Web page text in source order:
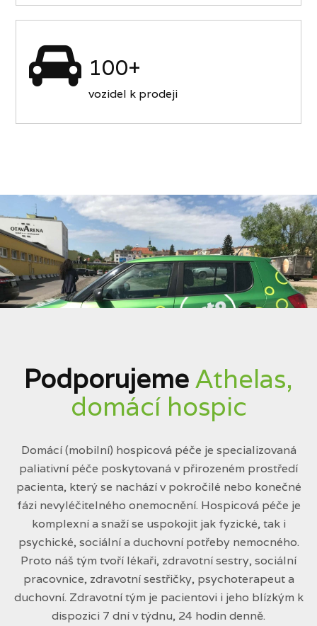
100+
vozidel k prodeji
PodporujemeAthelas,
domácí hospic
Domácí (mobilní) hospicová péče je specializovaná
paliativní péče poskytovaná v přirozeném prostředí
pacienta, který se nachází v pokročilé nebo konečné
fázi nevyléčitelného onemocnění. Hospicová péče je
komplexní a snaží se uspokojit jak fyzické, tak i
psychické, sociální a duchovní potřeby nemocného.
Proto náš tým tvoří lékaři, zdravotní sestry, sociální
pracovnice, zdravotní sestřičky, psychoterapeut a
duchovní. Zdravotní tým je pacientovi i jeho blízkým k
dispozici 7 dní v týdnu, 24 hodin denně.